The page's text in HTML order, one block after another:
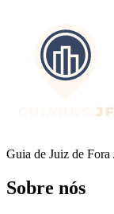
Guia de Juiz de Fora
Sobre nós